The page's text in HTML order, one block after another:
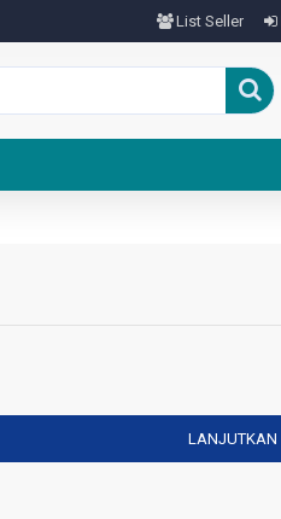
List Seller
LANJUTKAN